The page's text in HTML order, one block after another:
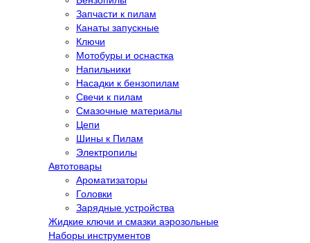
Запчасти к пилам
Канаты запускные
Ключи
Мотобуры и оснастка
Напильники
Насадки к бензопилам
Свечи к пилам
Смазочные материалы
Цепи
Шины к Пилам
Электропилы
Автотовары
Ароматизаторы
Головки
Зарядные устройства
Жидкие ключи и смазки аэрозольные
Наборы инструментов